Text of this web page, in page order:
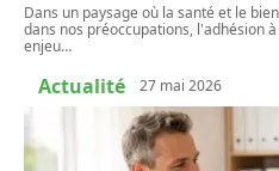
Dans un paysage où la santé et le
dans nos préoccupations, l'adhésion
enjeu…
Actualité 27 mai 2026